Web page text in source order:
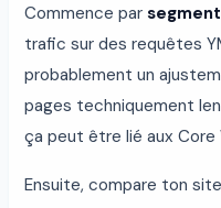
Commence par
trafic sur des requêtes
probablement un
pages techniquement
ça peut être lié aux Core
Ensuite, compare ton